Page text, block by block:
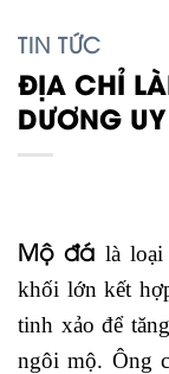
TIN TỨC
ĐỊA CHỈ
DƯƠNG
Mộ đá là
khối lớn kết
tinh xảo để
ngôi mộ. Ông